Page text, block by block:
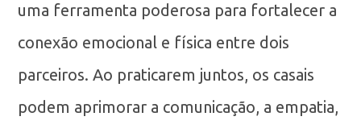
uma ferramenta poderosa para fortalecer a
conexão emocional e física entre dois
parceiros. Ao praticarem juntos, os casais
podem aprimorar a comunicação, a empatia,